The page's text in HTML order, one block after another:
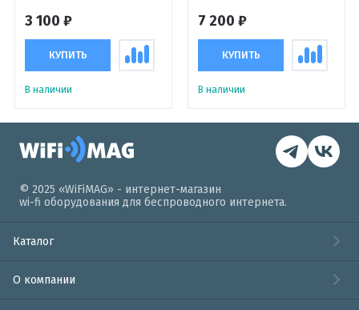
Module
3 100 ₽
КУПИТЬ
В наличии
7 200 ₽
КУПИТЬ
В наличии
© 2025 «WiFiMAG» - интернет-магазин
wi-fi оборудования для беспроводного интернета.
Каталог
О компании